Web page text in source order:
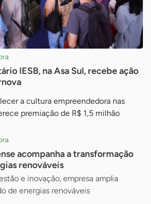
IESB, na Asa Sul, recebe ação
a cultura empreendedora nas
premiação de R$ 1,5 milhão
acompanha a transformação
renováveis
e inovação, empresa amplia
de energias renováveis